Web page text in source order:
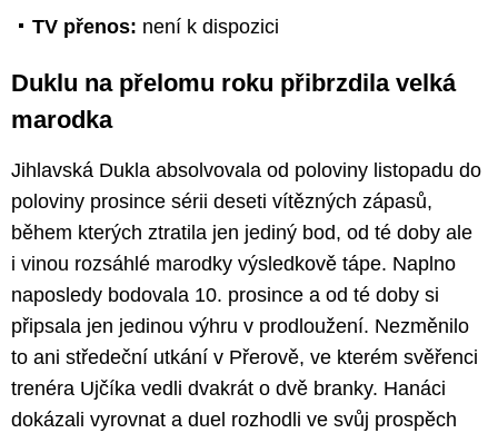
TV přenos: není k dispozici
Duklu na přelomu roku přibrzdila velká
marodka
Jihlavská Dukla absolvovala od poloviny listopadu do
poloviny prosince sérii deseti vítězných zápasů,
během kterých ztratila jen jediný bod, od té doby ale
i vinou rozsáhlé marodky výsledkově tápe. Naplno
naposledy bodovala 10. prosince a od té doby si
připsala jen jedinou výhru v prodloužení. Nezměnilo
to ani středeční utkání v Přerově, ve kterém svěřenci
trenéra Ujčíka vedli dvakrát o dvě branky. Hanáci
dokázali vyrovnat a duel rozhodli ve svůj prospěch